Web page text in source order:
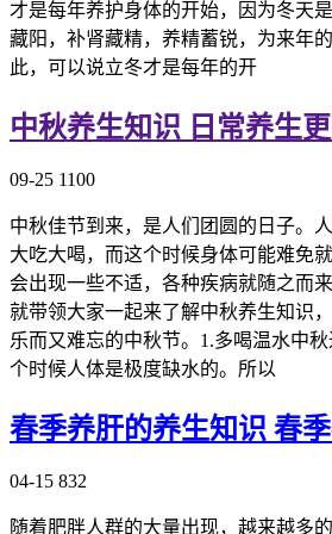
才是每年养护身体的开始，因为冬天
藏阳，补肾藏精，养精蓄锐，为来年
此，可以说立冬才是每年的开
中秋养生知识 日常养生
09-25 1100
中秋佳节到来，是人们团圆的日子。
大吃大喝，而这个时候身体可能难免
会出现一些不适，各种疾病就随之而
就带领大家一起来了解中秋养生知识
乐而又难忘的中秋节。1.多喝温水中
个时候人体是极度缺水的。所以
春季养肝的养生知识 春
04-15 832
随着肥胖人群的大量出现，越来越多